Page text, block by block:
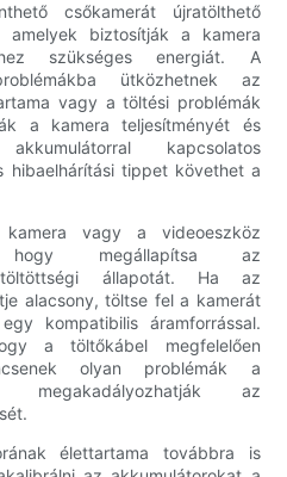
csőkamerát újratölthető
amelyek biztosítják a kamera
szükséges energiát. A
ütközhetnek az
vagy a töltési problémák
a kamera teljesítményét és
kapcsolatos
hibaelhárítási tippet követhet a
vagy a videoeszköz
hogy megállapítsa az
állapotát. Ha az
alacsony, töltse fel a kamerát
kompatibilis áramforrással.
a töltőkábel megfelelően
olyan problémák a
megakadályozhatják az
élettartama továbbra is